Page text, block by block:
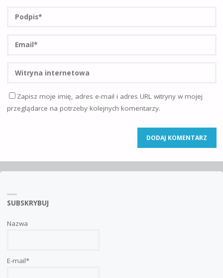
Zapisz moje imię, adres e-mail i adres URL witryny w mojej
przeglądarce na potrzeby kolejnych komentarzy.
SUBSKRYBUJ
Nazwa
E-mail*